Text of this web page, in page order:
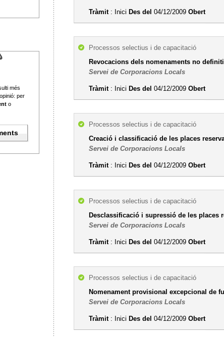
Tràmit: Inici Des del 04/12/2009Obert
Processos selectius i de capacitació
Revocacions dels nomenaments no
Servei de Corporacions Locals
Tràmit: Inici Des del 04/12/2009Obert
Processos selectius i de capacitació
Creació i classificació de les places
Servei de Corporacions Locals
Tràmit: Inici Des del 04/12/2009Obert
Processos selectius i de capacitació
Desclassificació i supressió de les places
Servei de Corporacions Locals
Tràmit: Inici Des del 04/12/2009Obert
Processos selectius i de capacitació
Nomenament provisional excepcional de
Servei de Corporacions Locals
Tràmit: Inici Des del 04/12/2009Obert
més
per
o